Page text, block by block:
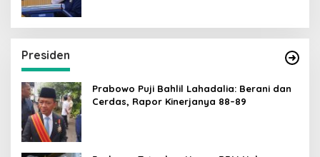
Presiden
Prabowo Puji Bahlil Lahadalia: Berani dan
Cerdas, Rapor Kinerjanya 88–89